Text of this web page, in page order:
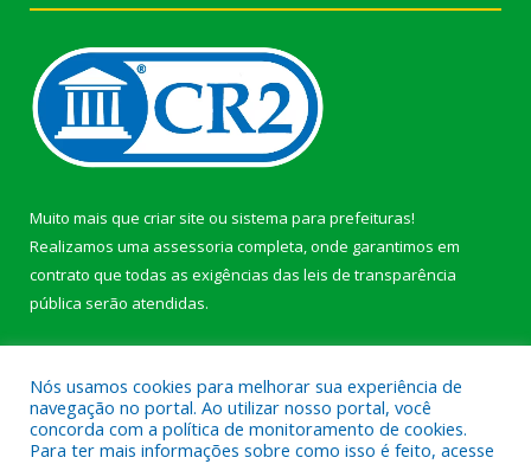
Muito mais que criar site ou sistema para prefeituras!
Realizamos uma assessoria completa, onde garantimos em
contrato que todas as exigências das leis de transparência
pública serão atendidas.
Nós usamos cookies para melhorar sua experiência de
navegação no portal. Ao utilizar nosso portal, você
concorda com a política de monitoramento de cookies.
Para ter mais informações sobre como isso é feito, acesse